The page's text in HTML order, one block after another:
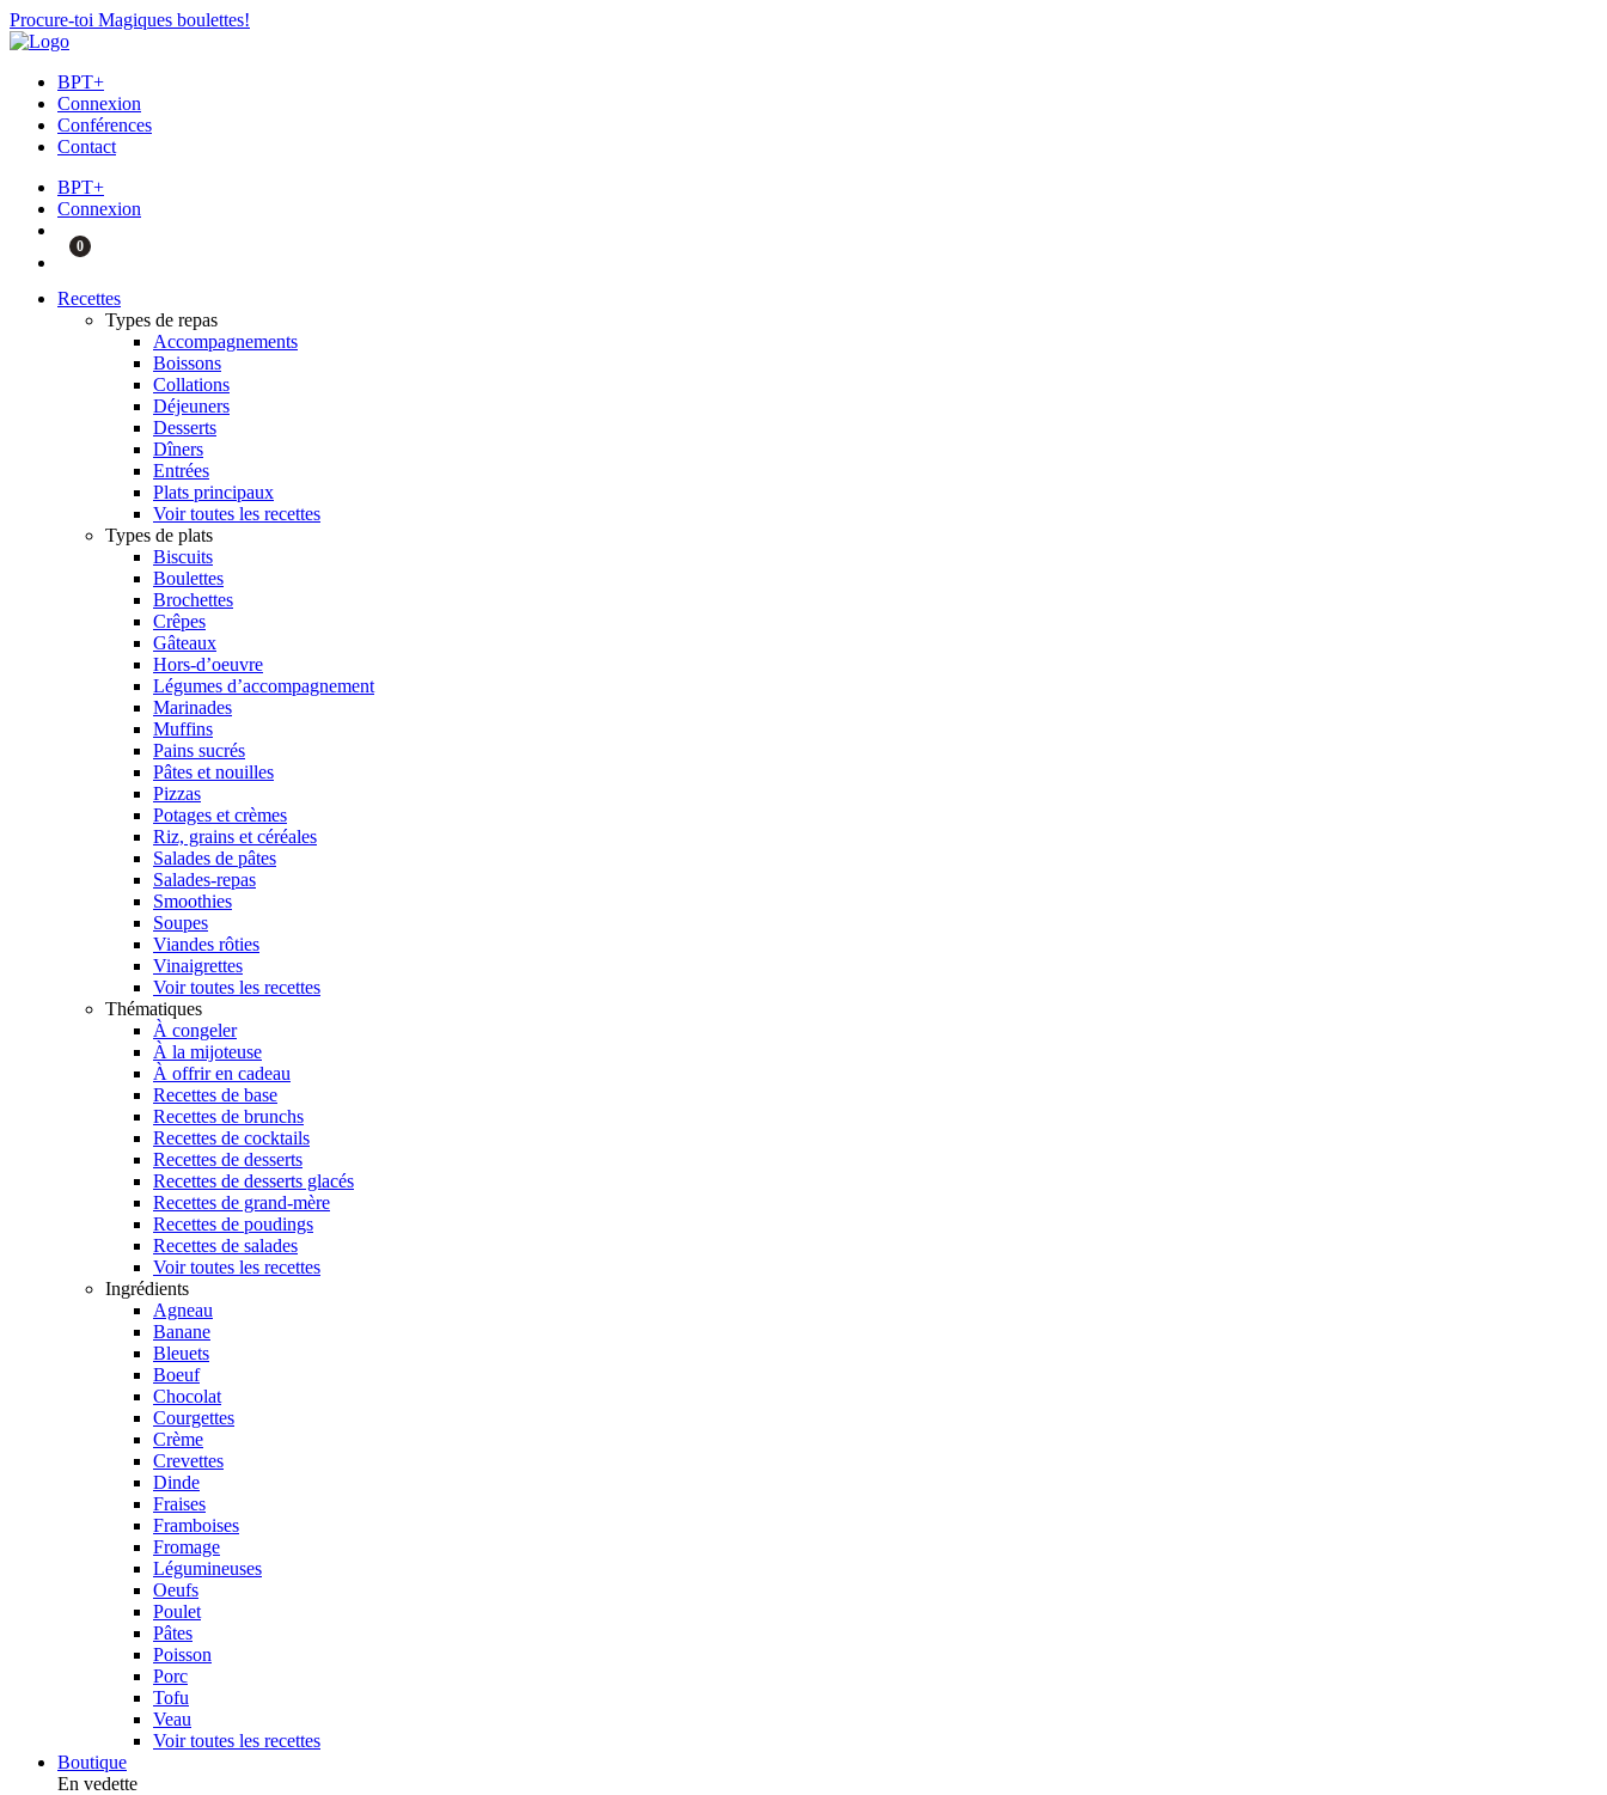
Procure-toi Magiques boulettes!
BPT+
Connexion
Conférences
Contact
BPT+
Connexion
0
Recettes
Types de repas
Accompagnements
Boissons
Collations
Déjeuners
Desserts
Dîners
Entrées
Plats principaux
Voir toutes les recettes
Types de plats
Biscuits
Boulettes
Brochettes
Crêpes
Gâteaux
Hors-d’oeuvre
Légumes d’accompagnement
Marinades
Muffins
Pains sucrés
Pâtes et nouilles
Pizzas
Potages et crèmes
Riz, grains et céréales
Salades de pâtes
Salades-repas
Smoothies
Soupes
Viandes rôties
Vinaigrettes
Voir toutes les recettes
Thématiques
À congeler
À la mijoteuse
À offrir en cadeau
Recettes de base
Recettes de brunchs
Recettes de cocktails
Recettes de desserts
Recettes de desserts glacés
Recettes de grand-mère
Recettes de poudings
Recettes de salades
Voir toutes les recettes
Ingrédients
Agneau
Banane
Bleuets
Boeuf
Chocolat
Courgettes
Crème
Crevettes
Dinde
Fraises
Framboises
Fromage
Légumineuses
Oeufs
Poulet
Pâtes
Poisson
Porc
Tofu
Veau
Voir toutes les recettes
Boutique
En vedette